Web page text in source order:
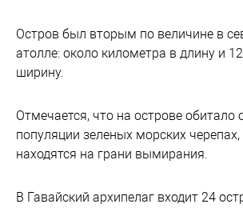
Остров был вторым по величине в
атолле: около километра в длину и
ширину.
Отмечается, что на острове обитало
популяции зеленых морских
находятся на грани вымирания.
В Гавайский архипелаг входит 24